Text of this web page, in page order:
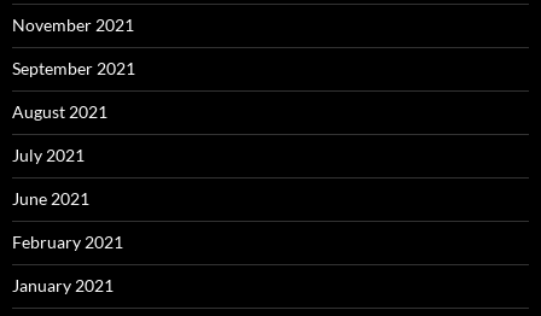
November 2021
September 2021
August 2021
July 2021
June 2021
February 2021
January 2021